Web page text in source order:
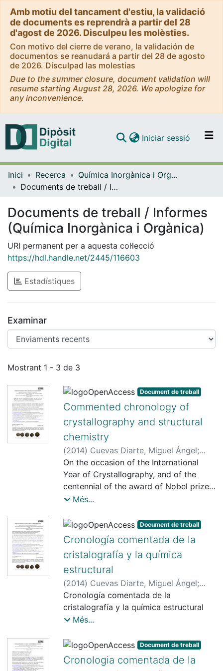
Amb motiu del tancament d'estiu, la validació
de documents es reprendrà a partir del 28
d'agost de 2026. Disculpeu les molèsties.
Con motivo del cierre de verano, la validación de
documentos se reanudará a partir del 28 de agosto
de 2026. Disculpad las molestias
Due to the summer closure, document validation will
resume starting August 28, 2026. We apologize for
any inconvenience.
Navega per tot el DD
Contacte
Iniciar sessió (current)
Inici Recerca
Química Inorgànica i Orgànica
Documents de treball / Informes (Química Inorgànica i Orgànica)
Documents de treball / Informes
(Química Inorgànica i Orgànica)
URI permanent per a aquesta col·lecció
https://hdl.handle.net/2445/116603
Estadístiques
Examinar
Enviaments recents
Mostrant 1 - 3 de 3
Document de treball
Commented chronology of
crystallography and structural
chemistry
(2014) Cuevas Diarte, Miguel Ángel;
Álvarez, Santiago (Álvarez Reverter)
On the occasion of the International
Year of Crystallography, and of the
centennial of the award of Nobel prizes
related with the discovery of X-ray
Chemistry (Biblioteca de Física i
Química) of the University of Barcelona
organized in 2014 an exhibition on the
historical evolution and the
bibliographic holdings of these two
closely related subjects.
This chronology, far from being
comprehensive, provided the
conceptual basis for the exhibition,
achievements.
Més...
Document de treball
Cronología comentada de la
cristalografía y la química
estructural
(2014) Cuevas Diarte, Miguel Ángel;
Álvarez, Santiago (Álvarez Reverter)
Cronología comentada de la
cristalografía y la química estructural
Més...
Document de treball
Cronologia comentada de la